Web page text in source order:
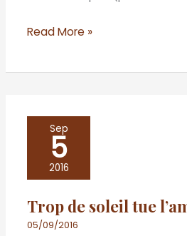
Read More »
Sep
5
2016
Trop de soleil tue
05/09/2016
Trop
soleil
l’amour